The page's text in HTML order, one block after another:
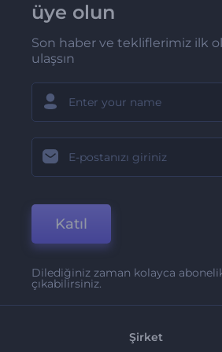
üye olun
Son haber ve tekliflerimiz ilk
ulaşsın
Katıl
Dilediğiniz zaman kolayca
çıkabilirsiniz.
Şirket